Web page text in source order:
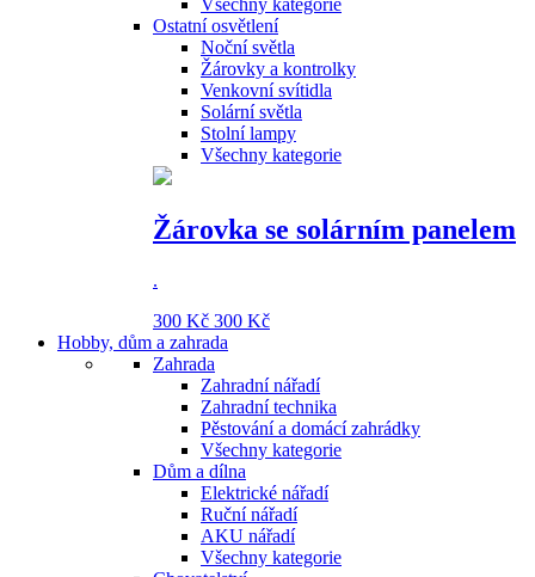
Všechny kategorie
Ostatní osvětlení
Noční světla
Žárovky a kontrolky
Venkovní svítidla
Solární světla
Stolní lampy
Všechny kategorie
Žárovka se solárním panelem
.
300 Kč 300 Kč
Hobby, dům a zahrada
Zahrada
Zahradní nářadí
Zahradní technika
Pěstování a domácí zahrádky
Všechny kategorie
Dům a dílna
Elektrické nářadí
Ruční nářadí
AKU nářadí
Všechny kategorie